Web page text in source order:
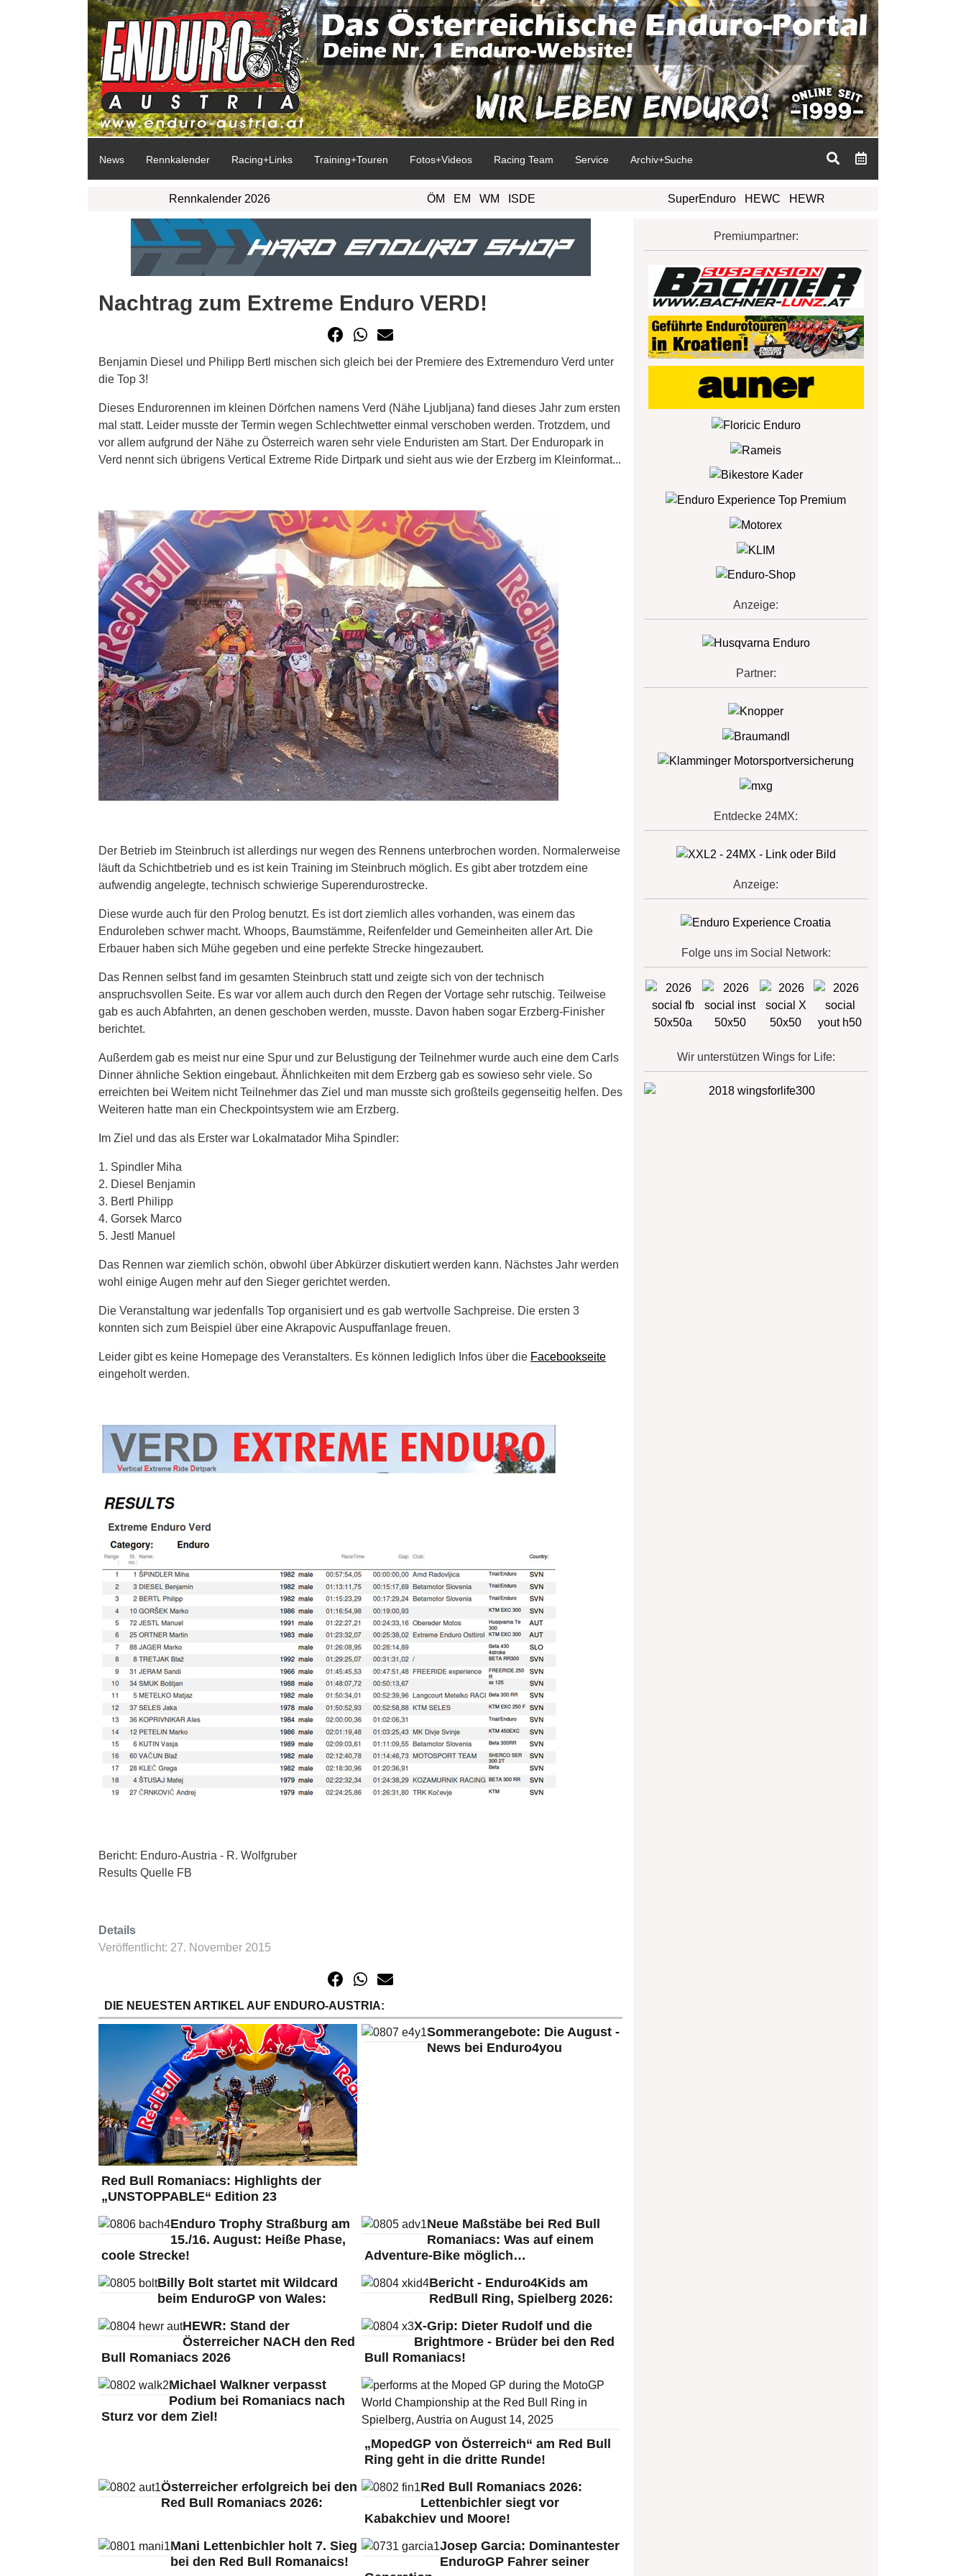
News Rennkalender Racing+Links Training+Touren Fotos+Videos Racing Team Service Archiv+Suche
Rennkalender 2026 ÖM EM WM ISDE SuperEnduro HEWC HEWR
Nachtrag zum Extreme Enduro VERD!
Benjamin Diesel und Philipp Bertl mischen sich gleich bei der Premiere des Extremenduro Verd unter
die Top 3!
Dieses Endurorennen im kleinen Dörfchen namens Verd (Nähe Ljubljana) fand dieses Jahr zum ersten
mal statt. Leider musste der Termin wegen Schlechtwetter einmal verschoben werden. Trotzdem, und
vor allem aufgrund der Nähe zu Österreich waren sehr viele Enduristen am Start. Der Enduropark in
Verd nennt sich übrigens Vertical Extreme Ride Dirtpark und sieht aus wie der Erzberg im Kleinformat...
Der Betrieb im Steinbruch ist allerdings nur wegen des Rennens unterbrochen worden. Normalerweise
läuft da Schichtbetrieb und es ist kein Training im Steinbruch möglich. Es gibt aber trotzdem eine
aufwendig angelegte, technisch schwierige Superendurostrecke.
Diese wurde auch für den Prolog benutzt. Es ist dort ziemlich alles vorhanden, was einem das
Enduroleben schwer macht. Whoops, Baumstämme, Reifenfelder und Gemeinheiten aller Art. Die
Erbauer haben sich Mühe gegeben und eine perfekte Strecke hingezaubert.
Das Rennen selbst fand im gesamten Steinbruch statt und zeigte sich von der technisch
anspruchsvollen Seite. Es war vor allem auch durch den Regen der Vortage sehr rutschig. Teilweise
gab es auch Abfahrten, an denen geschoben werden, musste. Davon haben sogar Erzberg-Finisher
berichtet.
Außerdem gab es meist nur eine Spur und zur Belustigung der Teilnehmer wurde auch eine dem Carls
Dinner ähnliche Sektion eingebaut. Ähnlichkeiten mit dem Erzberg gab es sowieso sehr viele. So
erreichten bei Weitem nicht Teilnehmer das Ziel und man musste sich großteils gegenseitig helfen. Des
Weiteren hatte man ein Checkpointsystem wie am Erzberg.
Im Ziel und das als Erster war Lokalmatador Miha Spindler:
1. Spindler Miha
2. Diesel Benjamin
3. Bertl Philipp
4. Gorsek Marco
5. Jestl Manuel
Das Rennen war ziemlich schön, obwohl über Abkürzer diskutiert werden kann. Nächstes Jahr werden
wohl einige Augen mehr auf den Sieger gerichtet werden.
Die Veranstaltung war jedenfalls Top organisiert und es gab wertvolle Sachpreise. Die ersten 3
konnten sich zum Beispiel über eine Akrapovic Auspuffanlage freuen.
Leider gibt es keine Homepage des Veranstalters. Es können lediglich Infos über die Facebookseite
eingeholt werden.
Bericht: Enduro-Austria - R. Wolfgruber
Results Quelle FB
Details
Veröffentlicht: 27. November 2015
DIE NEUESTEN ARTIKEL AUF ENDURO-AUSTRIA:
Red Bull Romaniacs: Highlights der
„UNSTOPPABLE“ Edition 23
Sommerangebote: Die August -
News bei Enduro4you
Enduro Trophy Straßburg am
15./16. August: Heiße Phase,
coole Strecke!
Neue Maßstäbe bei Red Bull
Romaniacs: Was auf einem
Adventure-Bike möglich…
Billy Bolt startet mit Wildcard
beim EnduroGP von Wales:
Bericht - Enduro4Kids am
RedBull Ring, Spielberg 2026:
HEWR: Stand der
Österreicher NACH den Red
Bull Romaniacs 2026
X-Grip: Dieter Rudolf und die
Brightmore - Brüder bei den Red
Bull Romaniacs!
Michael Walkner verpasst
Podium bei Romaniacs nach
Sturz vor dem Ziel!
„MopedGP von Österreich“ am Red Bull
Ring geht in die dritte Runde!
Österreicher erfolgreich bei den
Red Bull Romaniacs 2026:
Red Bull Romaniacs 2026:
Lettenbichler siegt vor
Kabakchiev und Moore!
Mani Lettenbichler holt 7. Sieg
bei den Red Bull Romanaics!
Josep Garcia: Dominantester
EnduroGP Fahrer seiner
Premiumpartner:
Anzeige:
Partner:
Entdecke 24MX:
Anzeige:
Folge uns im Social Network:
Wir unterstützen Wings for Life: